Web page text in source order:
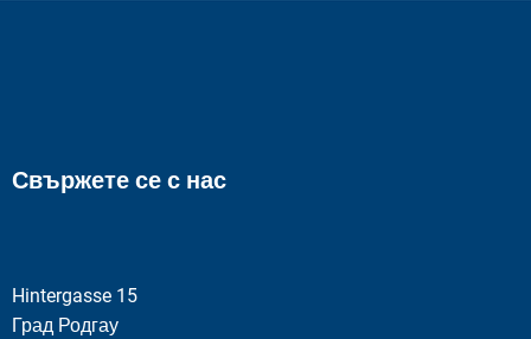
Свържете се с нас
Hintergasse 15
Град Родгау